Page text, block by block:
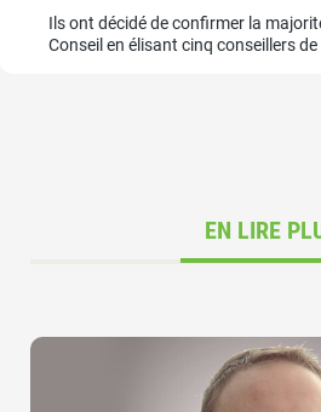
Ils ont décidé de confirmer la
Conseil en élisant cinq conseillers de
EN LIRE